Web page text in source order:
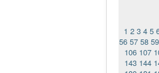
1 2 3 4 5
56 57 58 59
106 107
143 144